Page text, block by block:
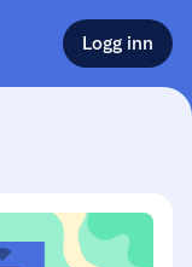
Logg inn